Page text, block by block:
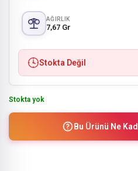
AĞIRLIK
7,67 Gr
Stokta Değil
Stokta yok
Bu Ürünü Ne